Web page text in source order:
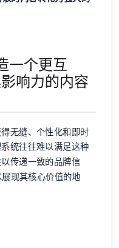
一个更互
响力的内容
无缝、个性化和即时
统往往难以满足这种
传递一致的品牌信
现其核心价值的地